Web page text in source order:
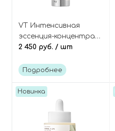
VT Интенсивная
эссенция-концентрат
с гиалуроновой
Hyaluronic High 100
2 450 руб. / шт
Подробнее
Новинка